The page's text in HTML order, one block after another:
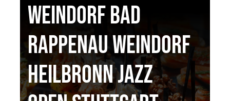
Weindorf Bad
Rappenau Weindorf
Heilbronn Jazz